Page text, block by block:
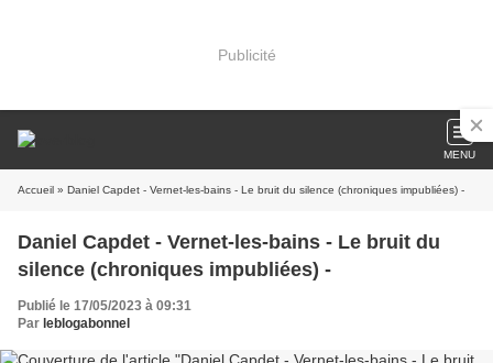
Publicité
MENU
Accueil » Daniel Capdet - Vernet-les-bains - Le bruit du silence (chroniques impubliées) -
Daniel Capdet - Vernet-les-bains - Le bruit du
silence (chroniques impubliées) -
Publié le 17/05/2023 à 09:31
Par leblogabonnel